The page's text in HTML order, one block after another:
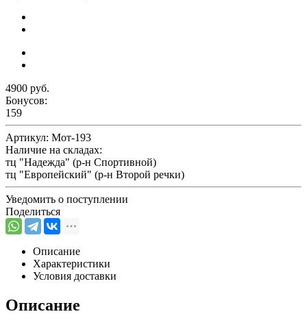
4900 руб.
Бонусов:
159
Артикул: Мот-193
Наличие на складах:
тц "Надежда" (р-н Спортивной)
тц "Европейский" (р-н Второй речки)
Уведомить о поступлении
Поделиться
Описание
Характеристики
Условия доставки
Описание